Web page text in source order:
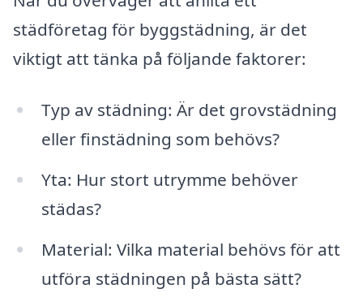
städföretag för byggstädning, är det
viktigt att tänka på följande faktorer:
Typ av städning: Är det grovstädning
eller finstädning som behövs?
Yta: Hur stort utrymme behöver
städas?
Material: Vilka material behövs för att
utföra städningen på bästa sätt?